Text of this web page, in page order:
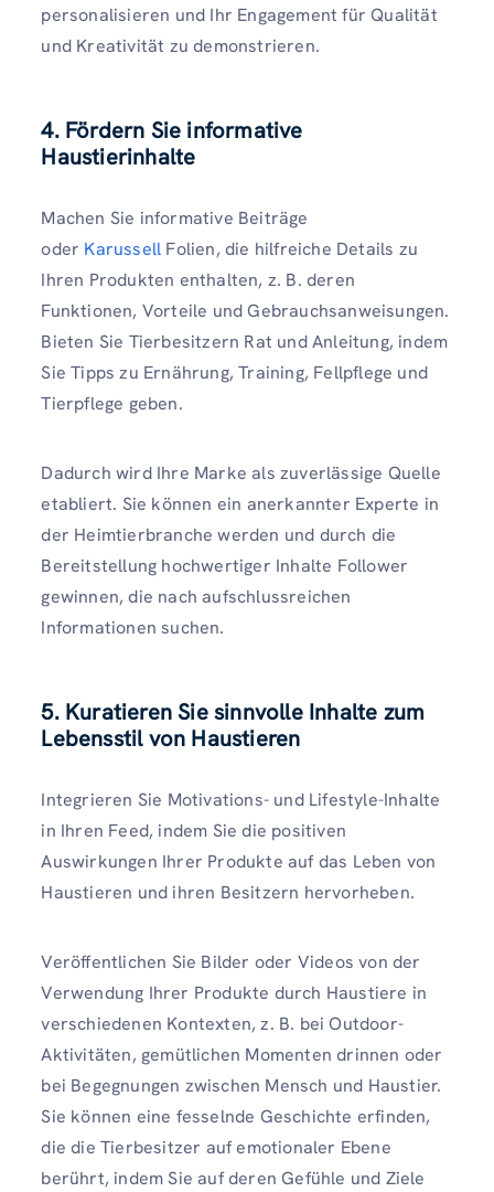
personalisieren und Ihr Engagement für Qualität
und Kreativität zu demonstrieren.
4. Fördern Sie informative
Haustierinhalte
Machen Sie informative Beiträge
oder Karussell Folien, die hilfreiche Details zu
Ihren Produkten enthalten, z. B. deren
Funktionen, Vorteile und Gebrauchsanweisungen.
Bieten Sie Tierbesitzern Rat und Anleitung, indem
Sie Tipps zu Ernährung, Training, Fellpflege und
Tierpflege geben.
Dadurch wird Ihre Marke als zuverlässige Quelle
etabliert. Sie können ein anerkannter Experte in
der Heimtierbranche werden und durch die
Bereitstellung hochwertiger Inhalte Follower
gewinnen, die nach aufschlussreichen
Informationen suchen.
5. Kuratieren Sie sinnvolle Inhalte zum
Lebensstil von Haustieren
Integrieren Sie Motivations- und Lifestyle-Inhalte
in Ihren Feed, indem Sie die positiven
Auswirkungen Ihrer Produkte auf das Leben von
Haustieren und ihren Besitzern hervorheben.
Veröffentlichen Sie Bilder oder Videos von der
Verwendung Ihrer Produkte durch Haustiere in
verschiedenen Kontexten, z. B. bei Outdoor-
Aktivitäten, gemütlichen Momenten drinnen oder
bei Begegnungen zwischen Mensch und Haustier.
Sie können eine fesselnde Geschichte erfinden,
die die Tierbesitzer auf emotionaler Ebene
berührt, indem Sie auf deren Gefühle und Ziele